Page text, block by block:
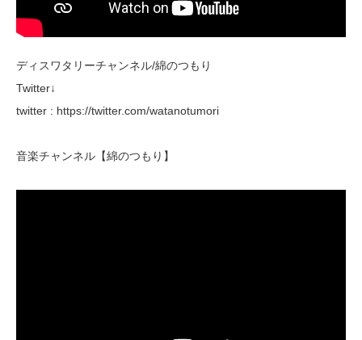
ディスワタリーチャンネル/綿のつもり
Twitter↓
twitter : https://twitter.com/watanotumori
音楽チャンネル【綿のつもり】